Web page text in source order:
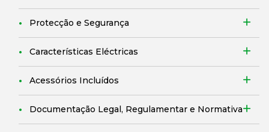
Protecção e Segurança
Características Eléctricas
Acessórios Incluídos
Documentação Legal, Regulamentar e Normativa